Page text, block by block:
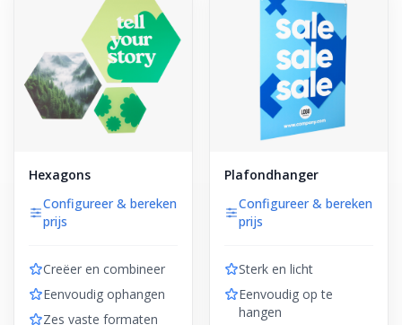
Hexagons
Configureer & bereken
prijs
Creëer en combineer
Eenvoudig ophangen
Zes vaste formaten
Plafondhanger
Configureer & bereken
prijs
Sterk en licht
Eenvoudig op te
hangen